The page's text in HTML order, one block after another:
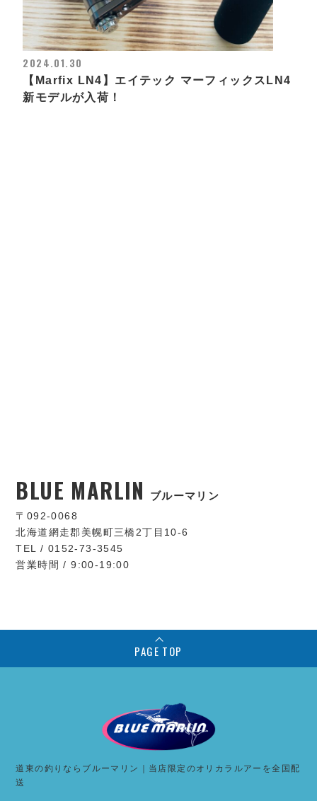
2024.01.30
【Marfix LN4】エイテック マーフィックスLN4
新モデルが入荷！
BLUE MARLIN ブルーマリン
〒092-0068
北海道網走郡美幌町三橋2丁目10-6
TEL / 0152-73-3545
営業時間 / 9:00-19:00
PAGE TOP
道東の釣りならブルーマリン｜当店限定のオリカラルアーを全国配
送